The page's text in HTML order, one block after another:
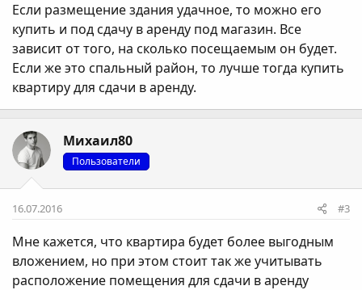
Если размещение здания удачное, то можно его
купить и под сдачу в аренду под магазин. Все
зависит от того, на сколько посещаемым он будет.
Если же это спальный район, то лучше тогда купить
квартиру для сдачи в аренду.
Михаил80
Пользователи
16.07.2016 #3
Мне кажется, что квартира будет более выгодным
вложением, но при этом стоит так же учитывать
расположение помещения для сдачи в аренду